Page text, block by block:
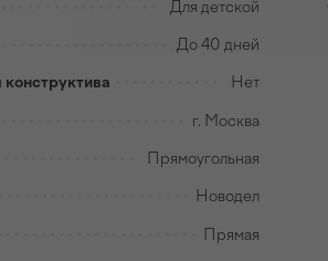
Для детской
До 40 дней
Нет
г. Москва
Прямоугольная
Новодел
Прямая